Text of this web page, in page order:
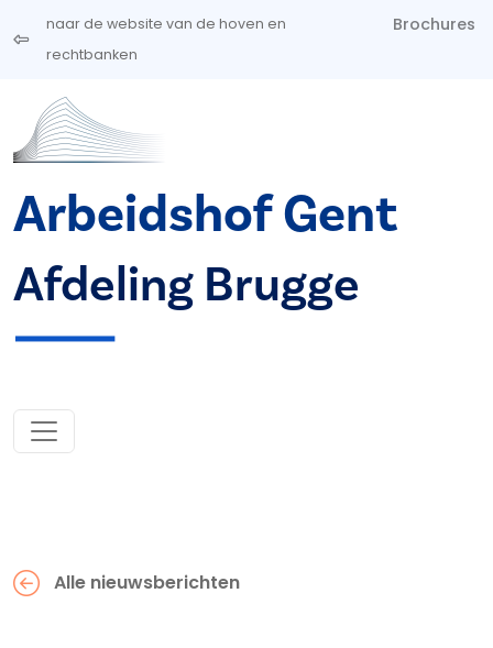
Overslaan en naar de inhoud gaan
naar de website van de hoven en
rechtbanken
Brochures
Arbeidshof Gent
Afdeling Brugge
Alle nieuwsberichten